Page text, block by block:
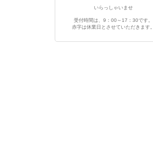
いらっしゃいませ
受付時間は、9：00～17：30です。
赤字は休業日とさせていただきます。